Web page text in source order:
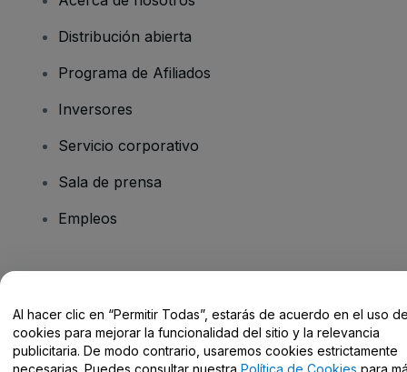
Distribución abierta
Programa de Afiliados
Inversores
Servicio corporativo
Sala de prensa
Empleos
Centro de Ayuda / Contacto
Al hacer clic en “Permitir Todas”, estarás de acuerdo en el uso
cookies para mejorar la funcionalidad del sitio y la relevancia
publicitaria. De modo contrario, usaremos cookies estrictamente
necesarias. Puedes consultar nuestra Política de Cookies para